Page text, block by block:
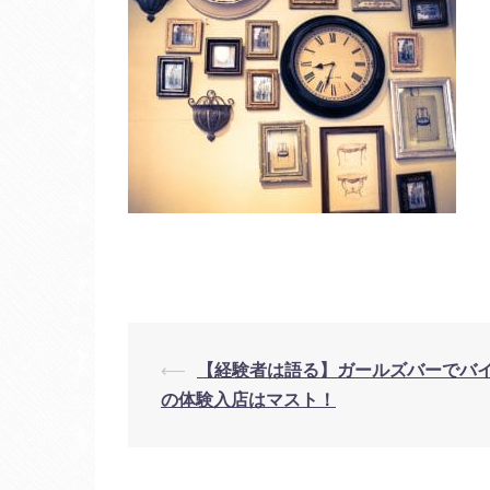
投
稿
⟵
【経験者は語る】ガールズバーでバ
の体験入店はマスト！